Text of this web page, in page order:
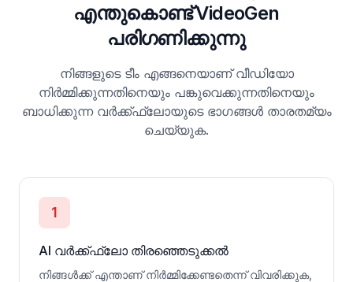
എന്തുകൊണ്ട് VideoGen
പരിഗണിക്കുന്നു
നിങ്ങളുടെ ടീം എങ്ങനെയാണ് വീഡിയോ
നിർമ്മിക്കുന്നതിനെയും പങ്കുവെക്കുന്നതിനെയും
ബാധിക്കുന്ന വർക്ക്ഫ്ലോയുടെ ഭാഗങ്ങൾ താരതമ്യം
ചെയ്യുക.
1
AI വർക്ക്ഫ്ലോ തിരഞ്ഞെടുക്കൽ
നിങ്ങൾക്ക് എന്താണ് നിർമ്മിക്കേണ്ടതെന്ന് വിവരിക്കുക,